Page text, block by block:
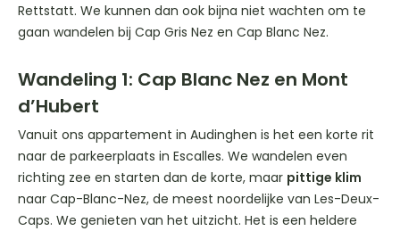
Rettstatt. We kunnen dan ook bijna niet wachten om te
gaan wandelen bij Cap Gris Nez en Cap Blanc Nez.
Wandeling 1: Cap Blanc Nez en Mont
d’Hubert
Vanuit ons appartement in Audinghen is het een korte rit
naar de parkeerplaats in Escalles. We wandelen even
richting zee en starten dan de korte, maar pittige klim
naar Cap-Blanc-Nez, de meest noordelijke van Les-Deux-
Caps. We genieten van het uitzicht. Het is een heldere